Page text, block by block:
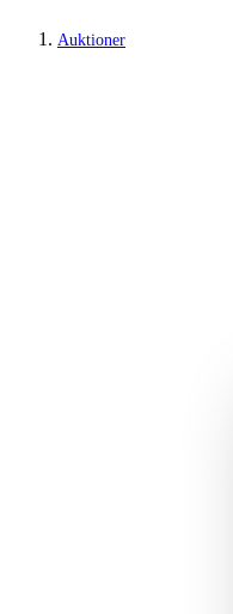
Auktioner